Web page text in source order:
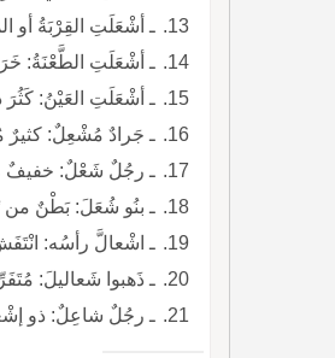
ـ أشْعَلَتِ القِرْبَةُ أو
ـ أشْعَلَتِ الطَّعْنَةُ:
ـ أشْعَلَتِ العَيْنُ: كَثُرَ
ـ جَرادٌ مُشْعِلٌ: كثيرٌ
ـ رجُلٌ شَعْلٌ: خفيفٌ
ـ بنُو شُعَلَ: بَطْنٌ من
ـ اشْعالَّ رأسُه:
ـ ذَهبوا شَعاليلَ:
ـ رجُلٌ شاعِلٌ: ذو